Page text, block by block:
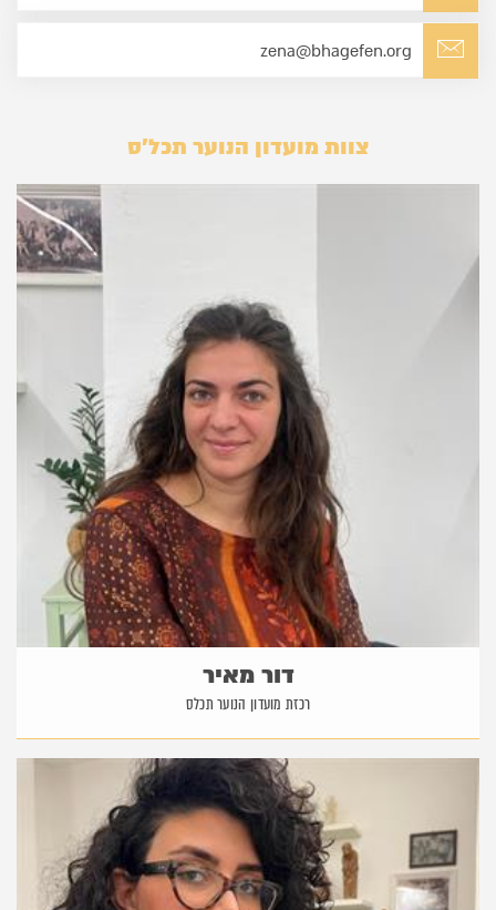
zena@bhagefen.org
צוות מועדון הנוער תכל'ס
דור מאיר
רכזת מועדון הנוער תכלס